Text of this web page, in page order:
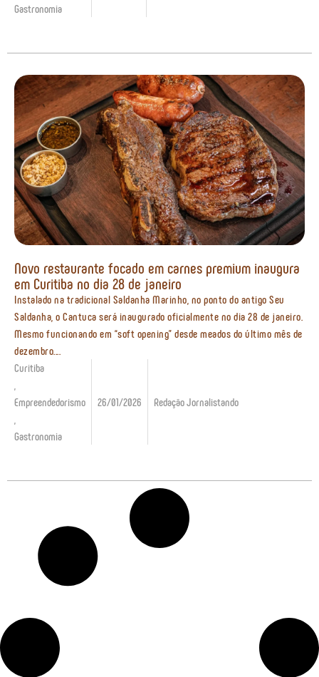
Gastronomia
Novo restaurante focado em carnes premium inaugura
em Curitiba no dia 28 de janeiro
Instalado na tradicional Saldanha Marinho, no ponto do antigo Seu
Saldanha, o Cantuca será inaugurado oficialmente no dia 28 de janeiro.
Mesmo funcionando em “soft opening” desde meados do último mês de
dezembro....
Curitiba
Empreendedorismo
Gastronomia
26/01/2026 Redação Jornalistando